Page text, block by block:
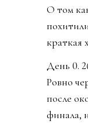
О том
краткая
День 0.
Ровно
после
финала,